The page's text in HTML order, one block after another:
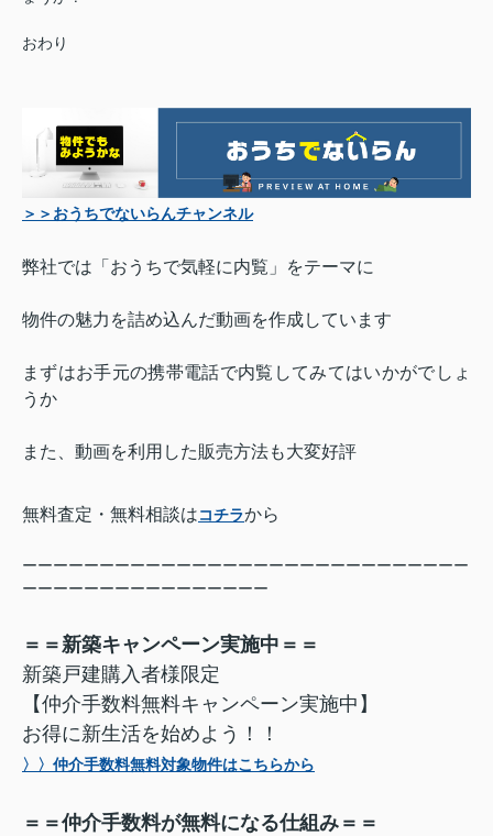
おわり
＞＞おうちでないらんチャンネル
弊社では「おうちで気軽に内覧」をテーマに
物件の魅力を詰め込んだ動画を作成しています
まずはお手元の携帯電話で内覧してみてはいかがでしょ
うか
また、動画を利用した販売方法も大変好評
無料査定・無料相談はコチラから
ーーーーーーーーーーーーーーーーーーーーーーーーーーーーー
ーーーーーーーーーーーーーーーー
＝＝新築キャンペーン実施中＝＝
新築戸建購入者様限定
【仲介手数料無料キャンペーン実施中】
お得に新生活を始めよう！！
〉〉仲介手数料無料対象物件はこちらから
＝＝仲介手数料が無料になる仕組み＝＝